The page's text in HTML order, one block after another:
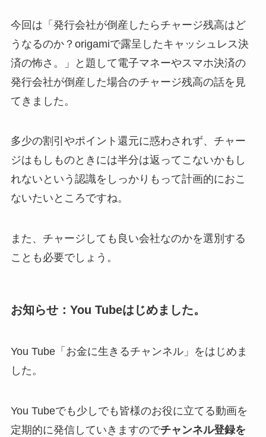
今回は「発行会社が倒産したらチャージ残高はど
うなるのか？origamiで露呈したキャッシュレス決
済の怖さ。」と題して電子マネーやスマホ決済の
発行会社が倒産した場合のチャージ残高の話を見
てきました。
多少の割引やポイント還元に惑わされず、チャー
ジはもしものときには半分は返ってこないかもし
れないという認識をしっかりもって計画的におこ
ないたいところですね。
また、チャージしても良い会社なのかを選別する
ことも必要でしょう。
お知らせ：You Tubeはじめました。
You Tube「お金に生きるチャンネル」をはじめま
した。
You Tubeでも少しでも皆様のお役に立てる動画を
定期的に発信していきますのでチャンネル登録を